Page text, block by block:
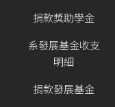
捐款獎助學金
系發展基金收支
明細
捐款發展基金